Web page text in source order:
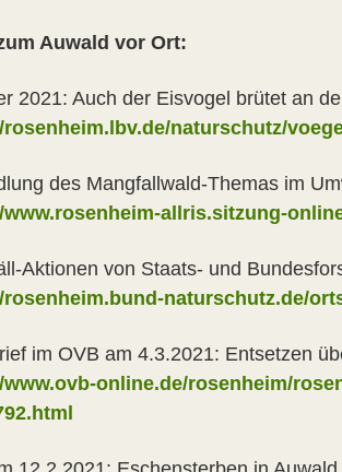
Auwald vor Ort:
2021: Auch der Eisvogel brütet an
naturschutz/
des Mangfallwald-Themas im
allris.sitzung-
Aktionen von Staats- und
naturschutz.de/
im OVB am 4.3.2021: Entsetzen
online.de/rosenheim/